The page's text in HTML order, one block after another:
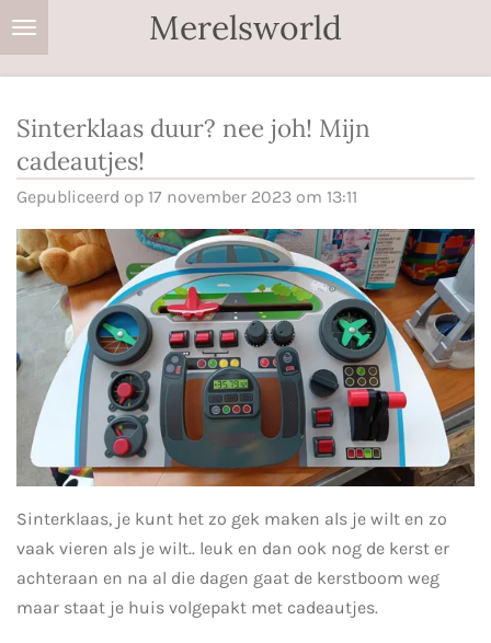
Ga
direct
hoofdinhoud
Merelsworld
Sinterklaas duur? nee joh! Mijn
cadeautjes!
Gepubliceerd op 17 november 2023 om 13:11
Sinterklaas, je kunt het zo gek maken als je wilt en zo
vaak vieren als je wilt.. leuk en dan ook nog de kerst er
achteraan en na al die dagen gaat de kerstboom weg
maar staat je huis volgepakt met cadeautjes.